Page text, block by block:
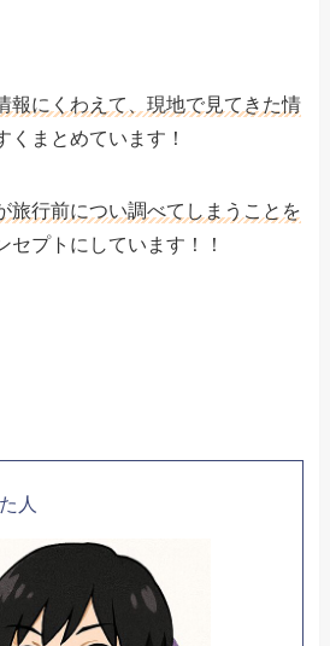
報にくわえて、現地で見てきた情
くまとめています！
旅行前につい調べてしまうことを
セプトにしています！！
人